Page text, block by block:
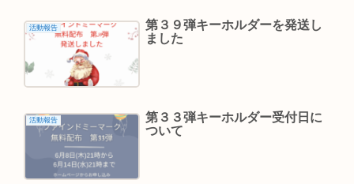
活動報告
第３９弾キーホルダーを発送し
ました
活動報告
第３３弾キーホルダー受付日に
ついて